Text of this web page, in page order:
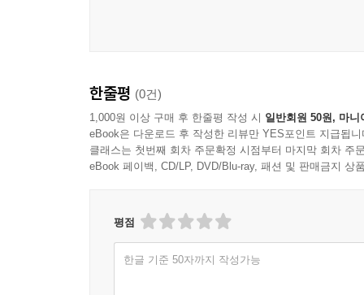
한줄평 (0건)
1,000원 이상 구매 후 한줄평 작성 시 일반회원 50원, 마니
eBook은 다운로드 후 작성한 리뷰만 YES포인트 지급됩니
클래스는 첫번째 회차 주문확정 시점부터 마지막 회차 주
eBook 페이백, CD/LP, DVD/Blu-ray, 패션 및 판매금지 상
평점
한글 기준 50자까지 작성가능